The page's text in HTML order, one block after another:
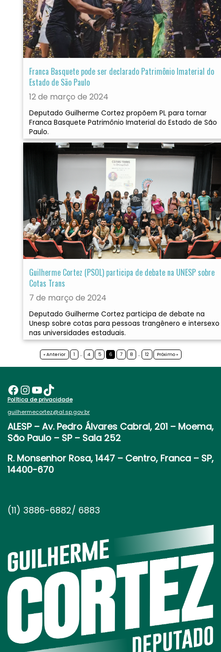
Franca Basquete pode ser declarado Patrimônio Imaterial do
Estado de São Paulo
12 de março de 2024
Deputado Guilherme Cortez propõem PL para tornar
Franca Basquete Patrimônio Imaterial do Estado de São
Paulo.
Guilherme Cortez (PSOL) participa de debate na UNESP sobre
Cotas Trans
7 de março de 2024
Deputado Guilherme Cortez participa de debate na
Unesp sobre cotas para pessoas trangênero e intersexo
nas universidades estaduais.
« Anterior 1 … 4 5 6 7 8 … 12 Próximo »
Facebook InstagramYoutube TikTok
Política de privacidade
guilhermecortez@al.sp.gov.br
ALESP – Av. Pedro Álvares Cabral, 201 – Moema,
São Paulo – SP – Sala 252
R. Monsenhor Rosa, 1447 – Centro, Franca – SP,
14400-670
(11) 3886-6882/ 6883